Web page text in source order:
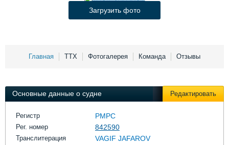
Материалы
Услуги
Выставки и семинары
Личности
Словарь
Галерея флота
Форум
Загрузить фото
Главная ТТХ Фотогалерея Команда Отзывы
Основные данные о судне Редактировать
Регистр РМРС
Рег. номер 842590
Транслитерация VAGIF JAFAROV